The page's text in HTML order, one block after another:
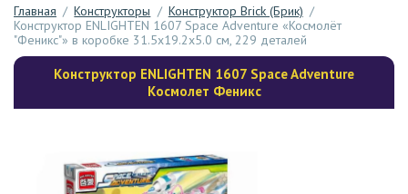
Главная / Конструкторы / Конструктор Brick (Брик) /
Конструктор ENLIGHTEN 1607 Space Adventure «Космолёт
"Феникс"» в коробке 31.5х19.2х5.0 см, 229 деталей
Конструктор ENLIGHTEN 1607 Space Adventure
Космолет Феникс